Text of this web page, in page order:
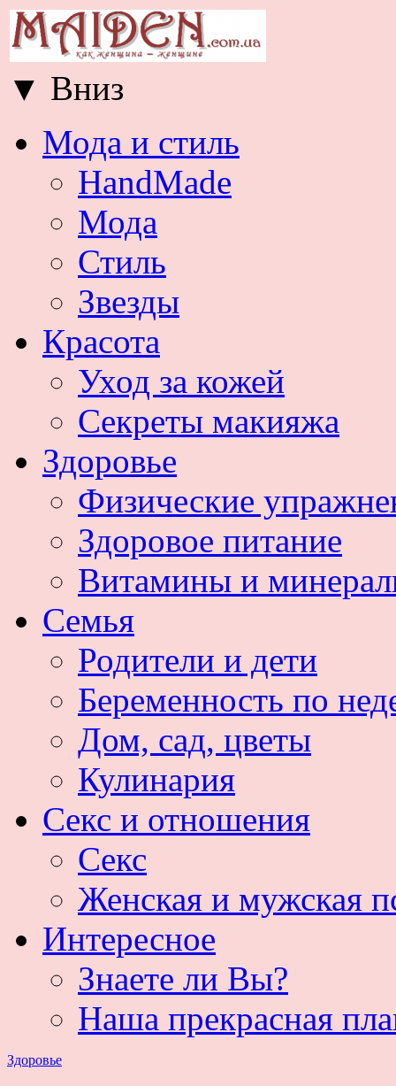
▼ Вниз
Мода и стиль
HandMade
Мода
Стиль
Звезды
Красота
Уход за кожей
Секреты макияжа
Здоровье
Физические
Здоровое питание
Витамины и
Семья
Родители и дети
Беременность по
Дом, сад, цветы
Кулинария
Секс и отношения
Секс
Женская и мужская
Интересное
Знаете ли Вы?
Наша прекрасная
Здоровье